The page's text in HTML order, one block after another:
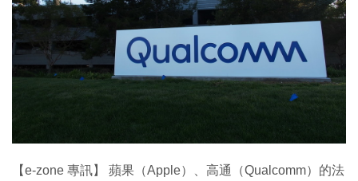
Enterprise Digital Transformation
特集
【e-zone 專訊】 蘋果（Apple）、高通（Qualcomm）的法